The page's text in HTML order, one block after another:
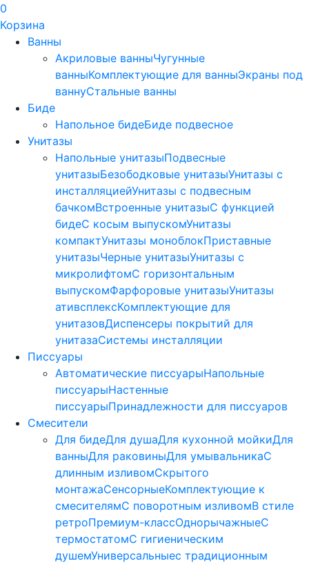
0
Корзина
Ванны
Акриловые ванныЧугунные
ванныКомплектующие для ванныЭкраны под
ваннуСтальные ванны
Биде
Напольное бидеБиде пoдвеснoе
Унитазы
Напольные унитазыПодвесные
унитазыБезободковые унитазыУнитазы с
инсталляциейУнитазы с подвесным
бачкомВстроенные унитазыС функцией
бидеС косым выпускомУнитазы
компактУнитазы моноблокПриставные
унитазыЧерные унитазыУнитазы с
микролифтомC горизонтальным
выпускомФарфоровые унитазыУнитазы
ативсплексКомплектующие для
унитазовДиспенсеры покрытий для
унитазаСистемы инсталляции
Писсуары
Автоматические писсуарыНапольные
писсуарыНастенные
писсуарыПринадлежности для писсуаров
Смесители
Для бидеДля душаДля кухонной мойкиДля
ванныДля раковиныДля умывальникаС
длинным изливомСкрытого
монтажаСенсорныеКомплектующие к
смесителямС поворотным изливомВ стиле
ретроПремиум-классОднорычажныеС
термостатомС гигиеническим
душемУниверсальныес традиционным